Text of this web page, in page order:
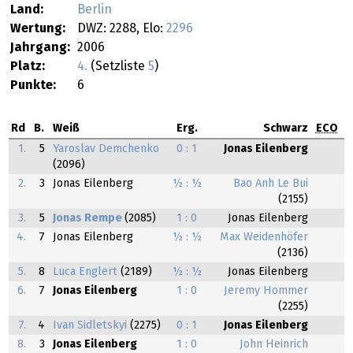
Land:
Berlin
Wertung:
DWZ: 2288, Elo: 2296
Jahrgang: 2006
Platz:
4. (Setzliste 5)
Punkte:
6
Rd B. Weiß Erg. Schwarz
ECO
1.
5
Yaroslav Demchenko
(2096)
0 : 1 Jonas Eilenberg
2. 3 Jonas Eilenberg ½ : ½
Bao Anh Le Bui
(2155)
3.
5 Jonas Rempe (2085) 1 : 0
Jonas Eilenberg
4.
7 Jonas Eilenberg ½ : ½
Max Weidenhöfer
(2136)
5.
8 Luca Englert (2189) ½ : ½
Jonas Eilenberg
6.
7 Jonas Eilenberg 1 : 0
Jeremy Hommer
(2255)
7.
4 Ivan Sidletskyi (2275) 0 : 1
Jonas Eilenberg
8.
3 Jonas Eilenberg 1 : 0 John Heinrich